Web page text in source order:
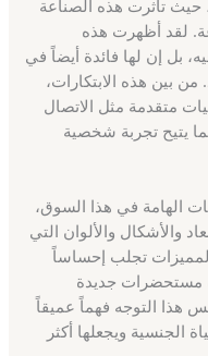
تأثرت هذه الصناعة
لقد أظهرت هذه
بل إن لها فائدة أيضاً في
من بين هذه الابتكارات،
متقدمة مثل الاتصال
يتيح تجربة شخصية
الهامة في هذا السوق،
والأشكال والألوان التي
تجلب إحساساً
مستحضرات جديدة
هذا التوجه فهماً عميقاً
الجنسية ويجعلها أكثر